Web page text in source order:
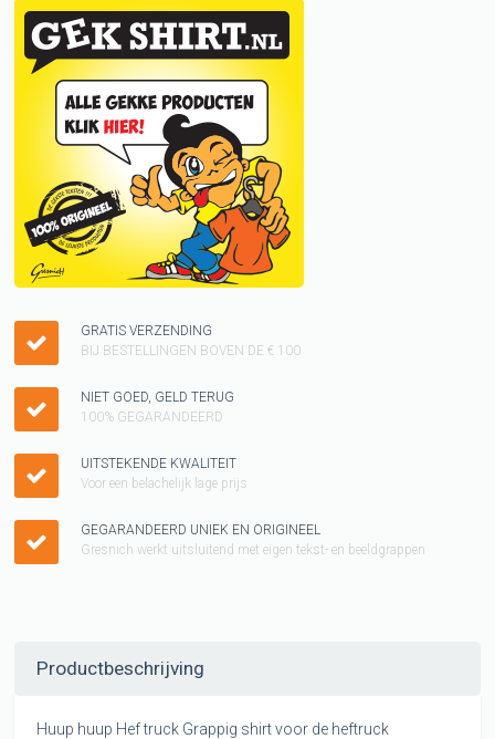
GRATIS VERZENDING
BIJ BESTELLINGEN BOVEN DE € 100
NIET GOED, GELD TERUG
100% GEGARANDEERD
UITSTEKENDE KWALITEIT
Voor een belachelijk lage prijs
GEGARANDEERD UNIEK EN ORIGINEEL
Gresnich werkt uitsluitend met eigen tekst- en beeldgrappen
Productbeschrijving
Huup huup Hef truck Grappig shirt voor de heftruck